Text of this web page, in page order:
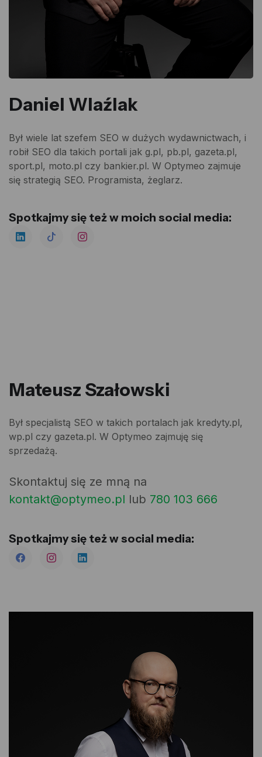
Daniel Wlaźlak
Był wiele lat szefem SEO w dużych wydawnictwach, i
robił SEO dla takich portali jak g.pl, pb.pl, gazeta.pl,
sport.pl, moto.pl czy bankier.pl. W Optymeo zajmuje
się strategią SEO. Programista, żeglarz.
Spotkajmy się też w moich social media:
Mateusz Szałowski
Był specjalistą SEO w takich portalach jak kredyty.pl,
wp.pl czy gazeta.pl. W Optymeo zajmuję się
sprzedażą.
Skontaktuj się ze mną na
kontakt@optymeo.pl lub 780 103 666
Spotkajmy się też w social media: